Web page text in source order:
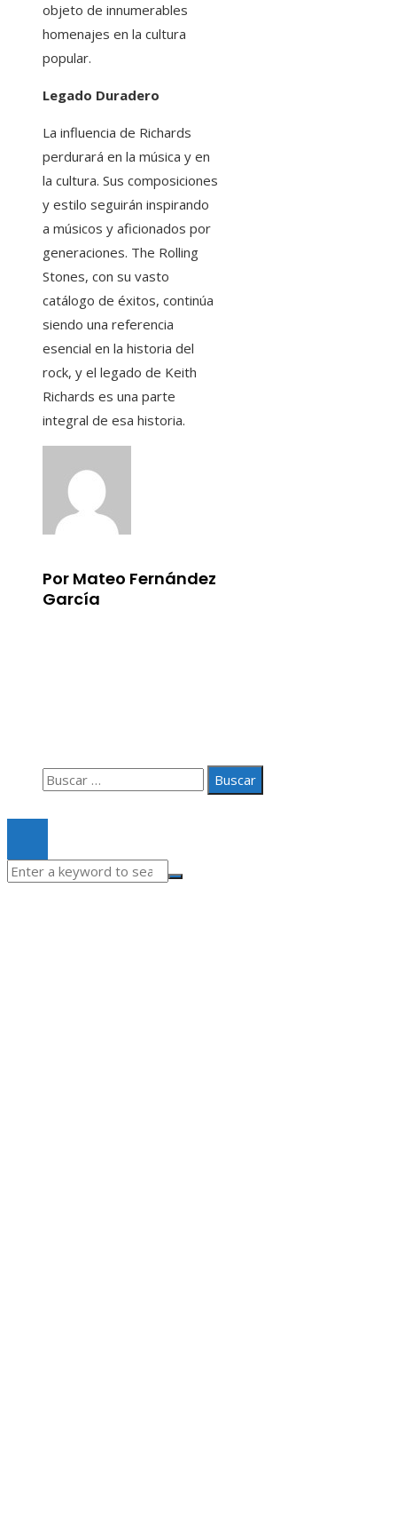
objeto de innumerables
homenajes en la cultura
popular.
Legado Duradero
La influencia de Richards
perdurará en la música y en
la cultura. Sus composiciones
y estilo seguirán inspirando
a músicos y aficionados por
generaciones. The Rolling
Stones, con su vasto
catálogo de éxitos, continúa
siendo una referencia
esencial en la historia del
rock, y el legado de Keith
Richards es una parte
integral de esa historia.
Por Mateo Fernández
García
Buscar: